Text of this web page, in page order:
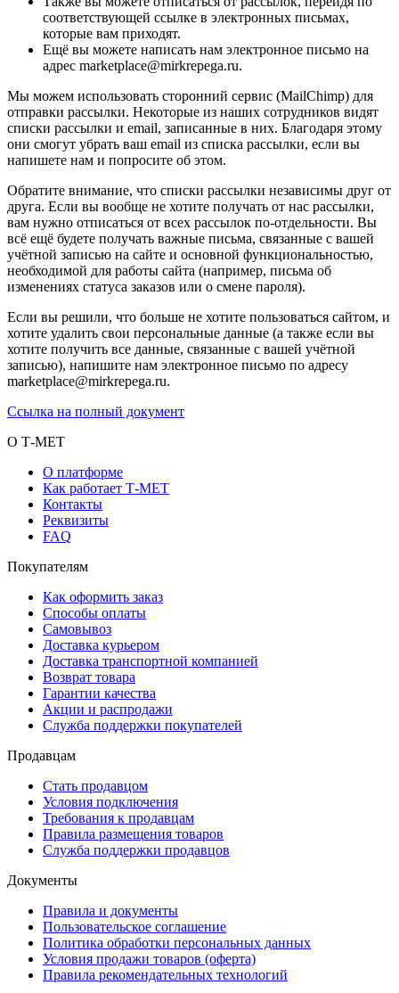
соответствующей ссылке в электронных письмах,
которые вам приходят.
Ещё вы можете написать нам электронное письмо на
адрес marketplace@mirkrepega.ru.
Мы можем использовать сторонний сервис (MailChimp) для
отправки рассылки. Некоторые из наших сотрудников видят
списки рассылки и email, записанные в них. Благодаря этому
они смогут убрать ваш email из списка рассылки, если вы
напишете нам и попросите об этом.
Обратите внимание, что списки рассылки независимы друг от
друга. Если вы вообще не хотите получать от нас рассылки,
вам нужно отписаться от всех рассылок по-отдельности. Вы
всё ещё будете получать важные письма, связанные с вашей
учётной записью на сайте и основной функциональностью,
необходимой для работы сайта (например, письма об
изменениях статуса заказов или о смене пароля).
Если вы решили, что больше не хотите пользоваться сайтом, и
хотите удалить свои персональные данные (а также если вы
хотите получить все данные, связанные с вашей учётной
записью), напишите нам электронное письмо по адресу
marketplace@mirkrepega.ru.
Ссылка на полный документ
О Т-МЕТ
О платформе
Как работает Т-МЕТ
Контакты
Реквизиты
FAQ
Покупателям
Как оформить заказ
Способы оплаты
Самовывоз
Доставка курьером
Доставка транспортной компанией
Возврат товара
Гарантии качества
Акции и распродажи
Служба поддержки покупателей
Продавцам
Стать продавцом
Условия подключения
Требования к продавцам
Правила размещения товаров
Служба поддержки продавцов
Документы
Правила и документы
Пользовательское соглашение
Политика обработки персональных данных
Условия продажи товаров (оферта)
Правила рекомендательных технологий